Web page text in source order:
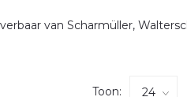
van Scharmüller,
Toon: